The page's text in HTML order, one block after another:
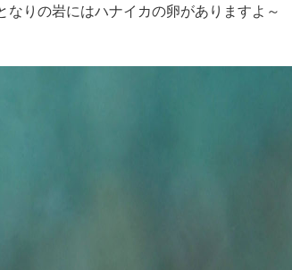
りの岩にはハナイカの卵がありますよ～